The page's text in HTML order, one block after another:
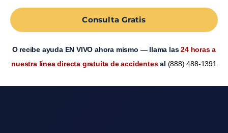
Consulta Gratis
O recibe ayuda EN VIVO ahora mismo — llama las24 horas a
nuestra línea directa gratuita de accidentesal (888) 488-1391